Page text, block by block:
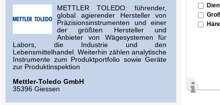
METTLER TOLEDO: führender,
global agierender Hersteller von
Präzisionsinstrumenten und einer
der größten Hersteller und
Anbieter von Wägesystemen für
Labors, die Industrie und den
Lebensmittelhandel. Weiterhin zählen analytische
Instrumente zum Produktportfolio sowie Geräte
zur Produktinspektion
Mettler-Toledo GmbH
35396 Giessen